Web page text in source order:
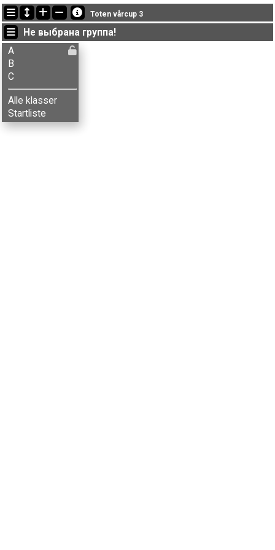
Последние обновления
19:04:25: Bjørn-Harald Thirud (A) финишировал с результатом 53:45 (18)
19:04:04: Kristine S. Flaskerud (A
19:01:05: Kristin H. Bekkelund (A) got new status: disq
Toten vårcup 3
Не выбрана группа!
A
B
C
Alle klasser
Startliste